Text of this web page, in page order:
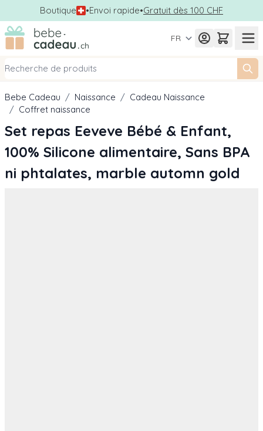
Boutique •Envoi rapide•Gratuit dès 100 CHF
Allez au contenu
FR
Bebe Cadeau / Naissance / Cadeau Naissance
/ Coffret naissance
Set repas Eeveve Bébé & Enfant,
100% Silicone alimentaire, Sans BPA
ni phtalates, marble automn gold